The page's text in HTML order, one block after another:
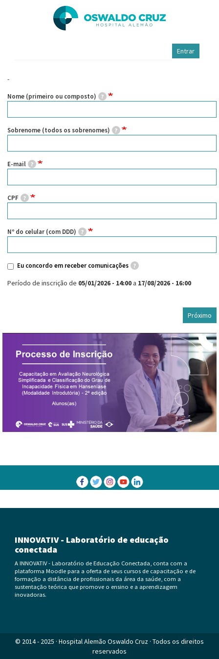
Entrar
-
Nome (primeiro ou composto)
Sobrenome (todos os sobrenomes)
E-mail
CPF
Nº do celular (com DDD)
Eu concordo em receber comunicações
Período de inscrição de 05/01/2026 - 14:00a 17/08/2026 - 16:00
Próximo
INNOVATIV - Laboratório de educação
conectada
A INNOVATIV - Laboratório de Educação Conectada, conta com a
plataforma Moodle para a oferta de seus cursos de capacitação e de
formação a distância de profissionais da área da saúde, com a
sustentação teórica que promove o ensino e a aprendizagem
inovadoras.
© 2014 - 2025 · Hospital Alemão Oswaldo Cruz · Todos os direitos
reservados